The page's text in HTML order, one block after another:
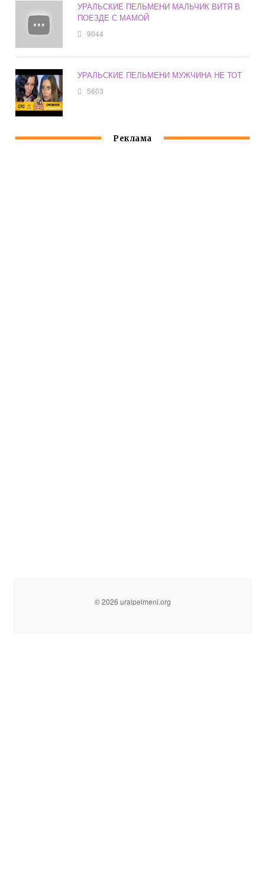
УРАЛЬСКИЕ ПЕЛЬМЕНИ МАЛЬЧИК ВИТЯ В
ПОЕЗДЕ С МАМОЙ
9044
УРАЛЬСКИЕ ПЕЛЬМЕНИ МУЖЧИНА НЕ ТОТ
5603
Реклама
© 2026 uralpelmeni.org